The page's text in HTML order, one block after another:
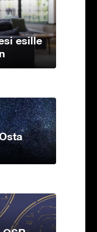
esille